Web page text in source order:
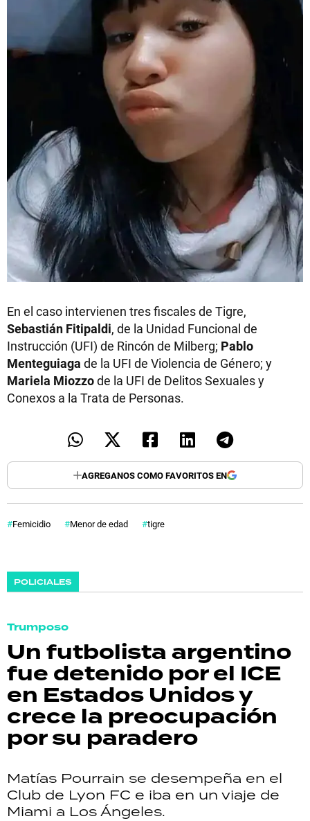
En el caso intervienen tres fiscales de Tigre,
Sebastián Fitipaldi, de la Unidad Funcional de
Instrucción (UFI) de Rincón de Milberg; Pablo
Menteguiaga de la UFI de Violencia de Género; y
Mariela Miozzode la UFI de Delitos Sexuales y
Conexos a la Trata de Personas.
AGREGANOS COMO FAVORITOS EN
Femicidio Menor de edad tigre
POLICIALES
Trumposo
Un futbolista argentino
fue detenido por el ICE
en Estados Unidos y
crece la preocupación
por su paradero
Matías Pourrain se desempeña en el
Club de Lyon FC e iba en un viaje de
Miami a Los Ángeles.